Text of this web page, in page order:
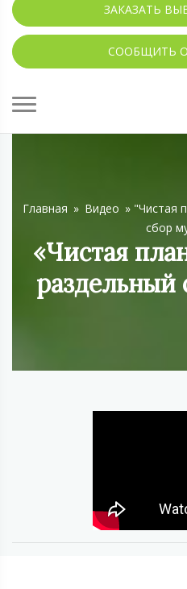
ЗАКАЗАТЬ
СООБЩИТЬ
Главная » Видео » "Чистая
сбор
«Чистая
раздельный